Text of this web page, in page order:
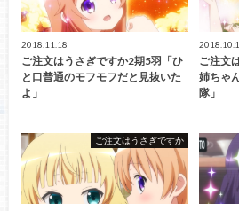
2018.11.18
ご注文はうさぎですか2期5羽「ひ
と口普通のモフモフだと見抜いた
よ」
ご注文
姉ちゃ
隊」
ご注文はうさぎですか